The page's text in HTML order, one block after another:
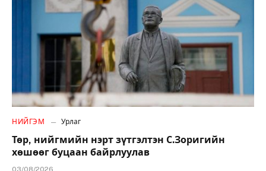
НИЙГЭМ Урлаг
Төр, нийгмийн нэрт зүтгэлтэн С.Зоригийн
хөшөөг буцаан байрлуулав
03/08/2026